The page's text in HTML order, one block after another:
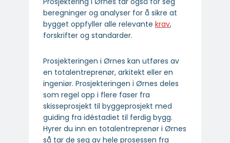
beregninger og analyser for å sikre at
bygget oppfyller alle relevante krav,
forskrifter og standarder.
Prosjekteringen i Ørnes kan utføres av
en totalentreprenør, arkitekt eller en
ingeniør. Prosjekteringen i Ørnes deles
som regel opp i flere faser fra
skisseprosjekt til byggeprosjekt med
guiding fra idéstadiet til ferdig bygg.
Hyrer du inn en totalentreprenør i Ørnes
så tar de seg av hele prosessen fra